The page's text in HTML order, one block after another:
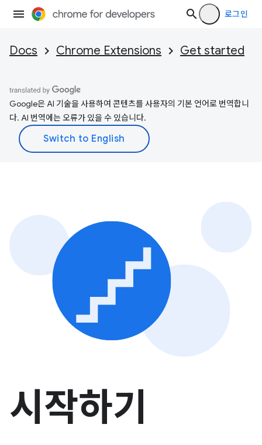
로그인
Docs Chrome Extensions Get started
Google은 AI 기술을 사용하여 콘텐츠를 사용자의 기본 언어로 번역합니
다. AI 번역에는 오류가 있을 수 있습니다.
시작하기